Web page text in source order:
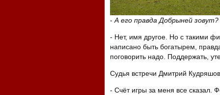
- А его правда Добрыней зовут?
- Нет, имя другое. Но с такими
написано быть богатырем,
поговорить надо. Поддержать,
Судья встречи Дмитрий
- Счёт игры за меня все